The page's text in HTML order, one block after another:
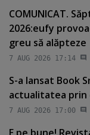
COMUNICAT.
2026:eufy
greu să alăpteze
7 AUG 2026 17:14
S-a lansat Book
actualitatea prin
7 AUG 2026 17:00